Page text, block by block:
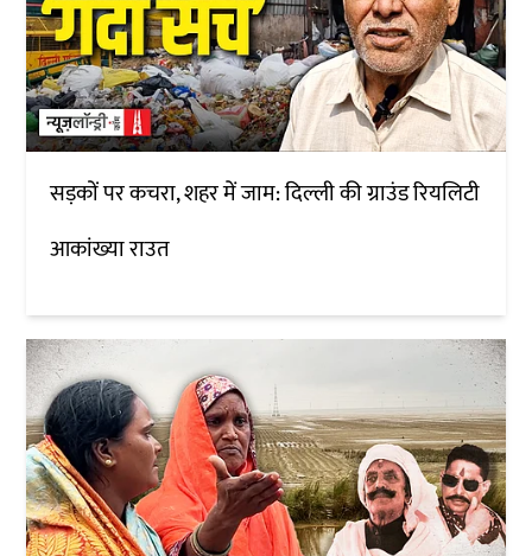
सड़कों पर कचरा, शहर में जाम: दिल्ली की ग्राउंड रियलिटी
आकांख्या राउत